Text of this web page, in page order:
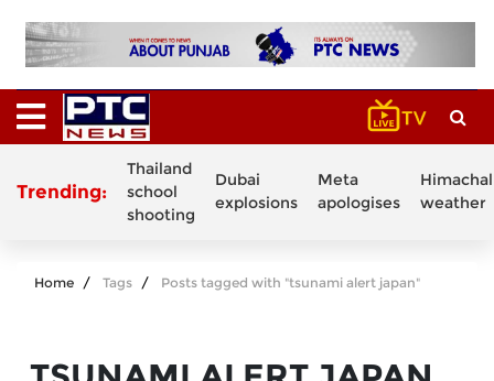
Trending:
Thailand
school
shooting
Dubai
explosions
Meta
apologises
Himachal
weather
Home Tags Posts tagged with "tsunami alert japan"